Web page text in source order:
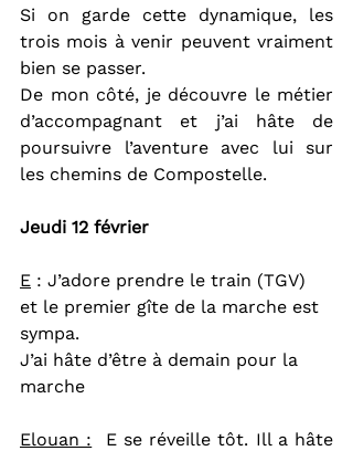
Si on garde cette dynamique, les
trois mois à venir peuvent vraiment
bien se passer.
De mon côté, je découvre le métier
d’accompagnant et j’ai hâte de
poursuivre l’aventure avec lui sur
les chemins de Compostelle.
Jeudi 12 février
E : J’adore prendre le train (TGV)
et le premier gîte de la marche est
sympa.
J’ai hâte d’être à demain pour la
marche
Elouan : E se réveille tôt. Ill a hâte